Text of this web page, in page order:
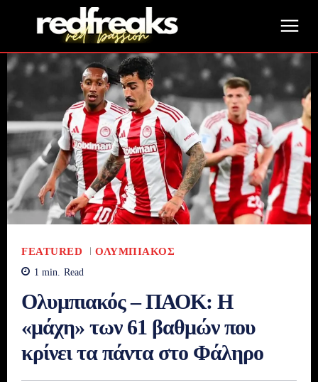
FEATURED ΟΛΥΜΠΙΑΚΌΣ
1 min. Read
Ολυμπιακός – ΠΑΟΚ: Η
«μάχη» των 61 βαθμών που
κρίνει τα πάντα στο Φάληρο